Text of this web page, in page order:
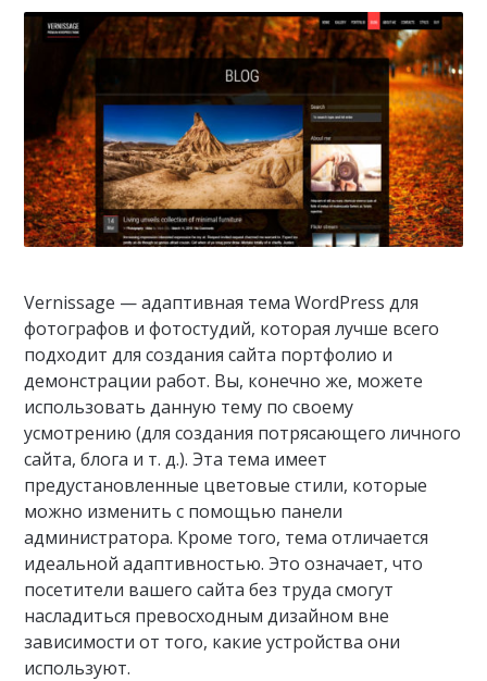
Vernissage — адаптивная тема WordPress для
фотографов и фотостудий, которая лучше всего
подходит для создания сайта портфолио и
демонстрации работ. Вы, конечно же, можете
использовать данную тему по своему
усмотрению (для создания потрясающего личного
сайта, блога и т. д.). Эта тема имеет
предустановленные цветовые стили, которые
можно изменить с помощью панели
администратора. Кроме того, тема отличается
идеальной адаптивностью. Это означает, что
посетители вашего сайта без труда смогут
насладиться превосходным дизайном вне
зависимости от того, какие устройства они
используют.